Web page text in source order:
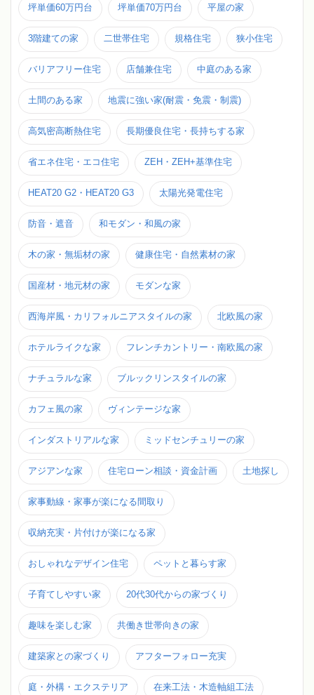
坪単価60万円台 坪単価70万円台 平屋の家
3階建ての家 二世帯住宅 規格住宅 狭小住宅
バリアフリー住宅 店舗兼住宅 中庭のある家
土間のある家 地震に強い家(耐震・免震・制震)
高気密高断熱住宅 長期優良住宅・長持ちする家
省エネ住宅・エコ住宅 ZEH・ZEH+基準住宅
HEAT20 G2・HEAT20 G3 太陽光発電住宅
防音・遮音 和モダン・和風の家
木の家・無垢材の家 健康住宅・自然素材の家
国産材・地元材の家 モダンな家
西海岸風・カリフォルニアスタイルの家 北欧風の家
ホテルライクな家 フレンチカントリー・南欧風の家
ナチュラルな家 ブルックリンスタイルの家
カフェ風の家 ヴィンテージな家
インダストリアルな家 ミッドセンチュリーの家
アジアンな家 住宅ローン相談・資金計画 土地探し
家事動線・家事が楽になる間取り
収納充実・片付けが楽になる家
おしゃれなデザイン住宅 ペットと暮らす家
子育てしやすい家 20代30代からの家づくり
趣味を楽しむ家 共働き世帯向きの家
建築家との家づくり アフターフォロー充実
庭・外構・エクステリア 在来工法・木造軸組工法